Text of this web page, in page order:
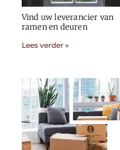
Vind uw leverancier van
ramen en deuren
Lees verder »